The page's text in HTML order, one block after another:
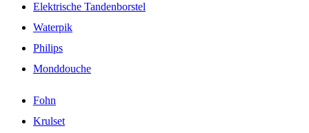
Elektrische Tandenborstel
Waterpik
Philips
Monddouche
Fohn
Krulset